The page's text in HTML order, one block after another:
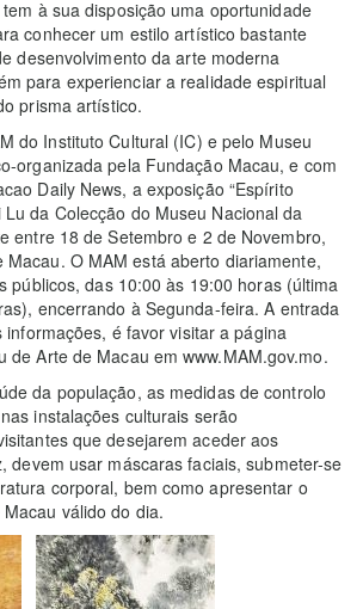
à sua disposição uma oportunidade
conhecer um estilo artístico bastante
desenvolvimento da arte moderna
para experienciar a realidade espiritual
prisma artístico.
do Instituto Cultural (IC) e pelo Museu
organizada pela Fundação Macau, e com
Daily News, a exposição “Espírito
da Colecção do Museu Nacional da
entre 18 de Setembro e 2 de Novembro,
Macau. O MAM está aberto diariamente,
públicos, das 10:00 às 19:00 horas (última
encerrando à Segunda-feira. A entrada
é favor visitar a página
de Arte de Macau em www.MAM.gov.mo.
da população, as medidas de controlo
instalações culturais serão
que desejarem aceder aos
devem usar máscaras faciais, submeter-se
corporal, bem como apresentar o
válido do dia.